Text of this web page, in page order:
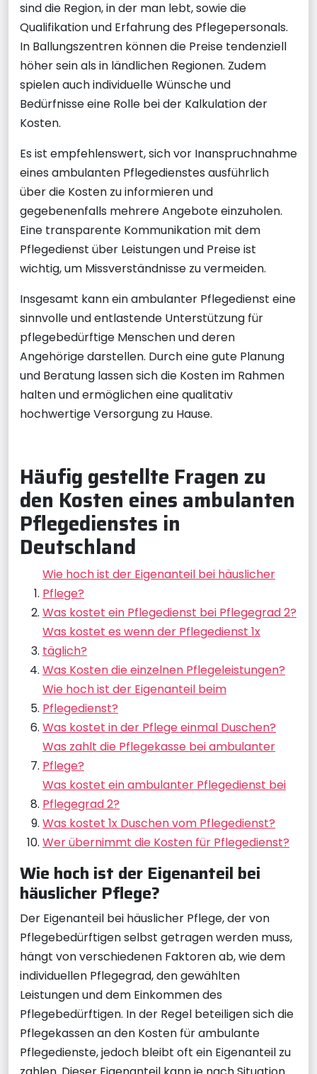
sind die Region, in der man lebt, sowie die
Qualifikation und Erfahrung des Pflegepersonals.
In Ballungszentren können die Preise tendenziell
höher sein als in ländlichen Regionen. Zudem
spielen auch individuelle Wünsche und
Bedürfnisse eine Rolle bei der Kalkulation der
Kosten.
Es ist empfehlenswert, sich vor Inanspruchnahme
eines ambulanten Pflegedienstes ausführlich
über die Kosten zu informieren und
gegebenenfalls mehrere Angebote einzuholen.
Eine transparente Kommunikation mit dem
Pflegedienst über Leistungen und Preise ist
wichtig, um Missverständnisse zu vermeiden.
Insgesamt kann ein ambulanter Pflegedienst eine
sinnvolle und entlastende Unterstützung für
pflegebedürftige Menschen und deren
Angehörige darstellen. Durch eine gute Planung
und Beratung lassen sich die Kosten im Rahmen
halten und ermöglichen eine qualitativ
hochwertige Versorgung zu Hause.
Häufig gestellte Fragen zu
den Kosten eines ambulanten
Pflegedienstes in
Deutschland
Wie hoch ist der Eigenanteil bei häuslicher
Pflege?
Was kostet ein Pflegedienst bei Pflegegrad 2?
Was kostet es wenn der Pflegedienst 1x
täglich?
Was Kosten die einzelnen Pflegeleistungen?
Wie hoch ist der Eigenanteil beim
Pflegedienst?
Was kostet in der Pflege einmal Duschen?
Was zahlt die Pflegekasse bei ambulanter
Pflege?
Was kostet ein ambulanter Pflegedienst bei
Pflegegrad 2?
Was kostet 1x Duschen vom Pflegedienst?
Wer übernimmt die Kosten für Pflegedienst?
Wie hoch ist der Eigenanteil bei
häuslicher Pflege?
Der Eigenanteil bei häuslicher Pflege, der von
Pflegebedürftigen selbst getragen werden muss,
hängt von verschiedenen Faktoren ab, wie dem
individuellen Pflegegrad, den gewählten
Leistungen und dem Einkommen des
Pflegebedürftigen. In der Regel beteiligen sich die
Pflegekassen an den Kosten für ambulante
Pflegedienste, jedoch bleibt oft ein Eigenanteil zu